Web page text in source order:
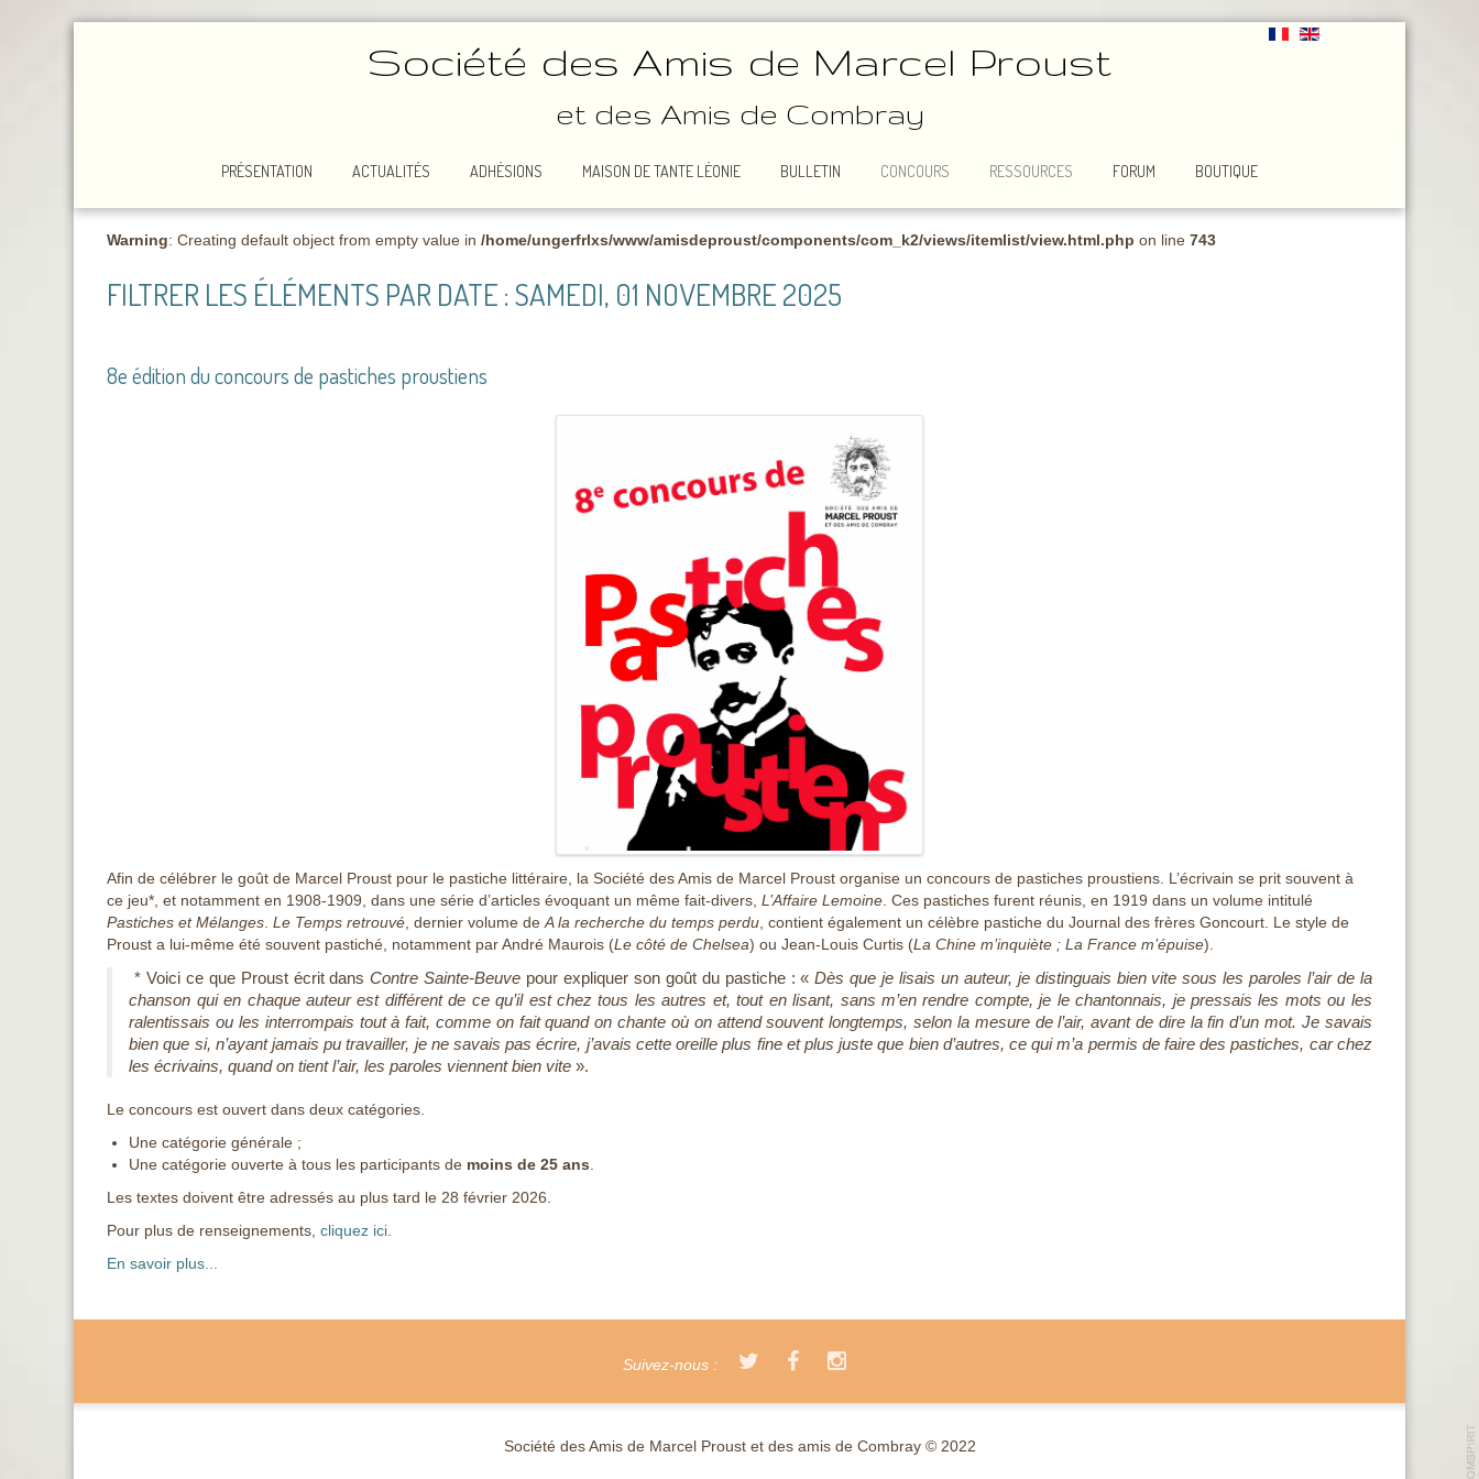
Société des Amis de Marcel Proust
et des Amis de Combray
PRÉSENTATION ACTUALITÉS ADHÉSIONS MAISON DE TANTE LÉONIE BULLETIN CONCOURS RESSOURCES FORUM BOUTIQUE
Warning: Creating default object from empty value in/home/ungerfrlxs/www/amisdeproust/components/com_k2/views/itemlist/view.html.php on line743
FILTRER LES ÉLÉMENTS PAR DATE : SAMEDI, 01 NOVEMBRE 2025
8e édition du concours de pastiches proustiens
Afin de célébrer le goût de Marcel Proust pour le pastiche littéraire, la Société des Amis de Marcel Proust organise un concours de pastiches proustiens. L’écrivain se prit souvent à
ce jeu* , et notamment en 1908-1909, dans une série d’articles évoquant un même fait-divers,L’Affaire Lemoine . Ces pastiches furent réunis, en 1919 dans un volume intitulé
Pastiches et Mélanges .Le Temps retrouvé , dernier volume deA la recherche du temps perdu , contient également un célèbre pastiche duJournaldes frères Goncourt. Le style de
Proust a lui-même été souvent pastiché, notamment par André Maurois (Le côté de Chelsea) ou Jean-Louis Curtis (La Chine m’inquiète ;La France m’épuise).
* Voici ce que Proust écrit dansContre Sainte-Beuve pour expliquer son goût du pastiche : «Dès que je lisais un auteur, je distinguais bien vite sous les paroles l’air de la
chanson qui en chaque auteur est différent de ce qu’il est chez tous les autres et, tout en lisant, sans m’en rendre compte, je le chantonnais, je pressais les mots ou les
ralentissais ou les interrompais tout à fait, comme on fait quand on chante où on attend souvent longtemps, selon la mesure de l’air, avant de dire la fin d’un mot. Je savais
bien que si, n’ayant jamais pu travailler, je ne savais pas écrire, j’avais cette oreille plus fine et plus juste que bien d’autres, ce qui m’a permis de faire des pastiches, car chez
les écrivains, quand on tient l’air, les paroles viennent bien vite ».
Le concours est ouvert dans deux catégories.
Une catégorie générale ;
Une catégorie ouverte à tous les participants de moins de 25 ans
Les textes doivent être adressés au plus tard le 28 février 2026.
Pour plus de renseignements,cliquez ici
En savoir plus...
Suivez-nous :
Société des Amis de Marcel Proust et des amis de Combray © 2022